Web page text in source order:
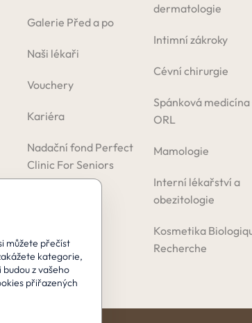
Galerie Před a po
Naši lékaři
Vouchery
Kariéra
Nadační fond Perfect
Clinic For Seniors
dermatologie
Intimní zákroky
Cévní chirurgie
Spánková medicína
ORL
Mamologie
Interní lékařství a
obezitologie
Kosmetika
Recherche
můžete přečíst
kategorie,
z vašeho
přiřazených